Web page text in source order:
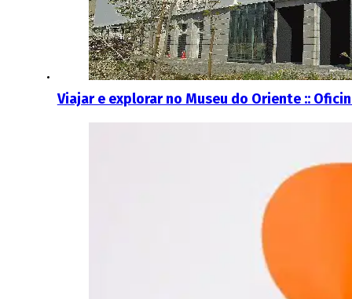
Viajar e explorar no Museu do Oriente ::